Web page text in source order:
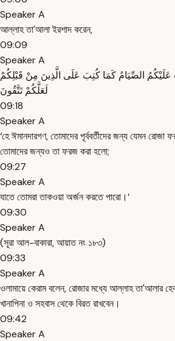
Speaker A
আল্লাহ তা'আলা ইরশাদ করেন,
09:09
Speaker A
عَلَيْكُمُ الصِّيَامُ كَمَا كُتِبَ عَلَى الَّذِينَ مِنْ قَبْلِكُمْ
لَعَلَّكُمْ تَتَّقُونَ
09:18
Speaker A
‘হে ঈমানদারগণ, তোমাদের পূর্ববর্তীদের জন্য যেমন
তোমাদের জন্যও তা ফরজ করা হলো;
09:27
Speaker A
যাতে তোমরা তাকওয়া অর্জন করতে পারো।’
09:30
Speaker A
(সূরা আল-বাকারা, আয়াত নং ১৮৩)
09:33
Speaker A
ওলামায়ে কেরাম বলেন, রোজার মধ্যে আল্লাহ তা'আলার
খানাপিনা ও সহবাস থেকে বিরত রাখবেন।
09:42
Speaker A